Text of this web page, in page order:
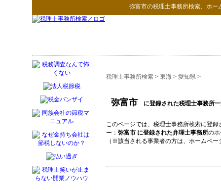
弥富市の税理士事務所検索、ホー
税理士事務所検索 > 東海 > 愛知県 >
弥富市 に登録された税理士事務所
このページでは、税理士事務所検索に登
ー： 弥富市 に登録された弁理士事務所の
（※該当される事業者の方は、ホームペ